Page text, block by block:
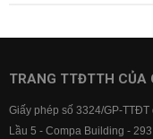
TRANG TTĐTTH CỦA
Giấy phép số 3324/GP-
Lầu 5 - Compa Building -